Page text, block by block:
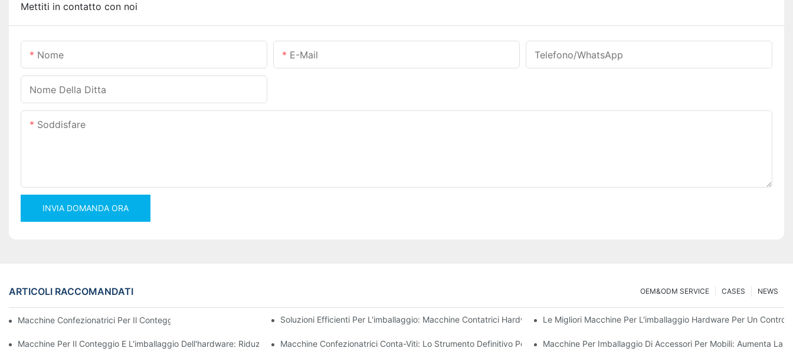
Mettiti in contatto con noi
Nome E-Mail Telefono/WhatsApp
Nome Della Ditta
Soddisfare
INVIA DOMANDA ORA
ARTICOLI RACCOMANDATI NEWS
CASES
OEM&ODM SERVICE
Macchine Confezionatrici Per Il Conteggio Delle Viti Per Risultati Affidabili E RapidiSoluzioni Efficienti Per L'imballaggio: Macchine Contatrici Hardware Le Migliori Macchine Per L'imballaggio Hardware Per Un
Macchine Per Il Conteggio E L'imballaggio Dell'hardware: Riduzione Degli Errori E Aumento Della ProduttivitàMacchine Confezionatrici Conta-Viti: Lo Strumento Definitivo Per Un Imballaggio EfficienteMacchine Per Imballaggio Di Accessori Per Mobili: Aumenta La